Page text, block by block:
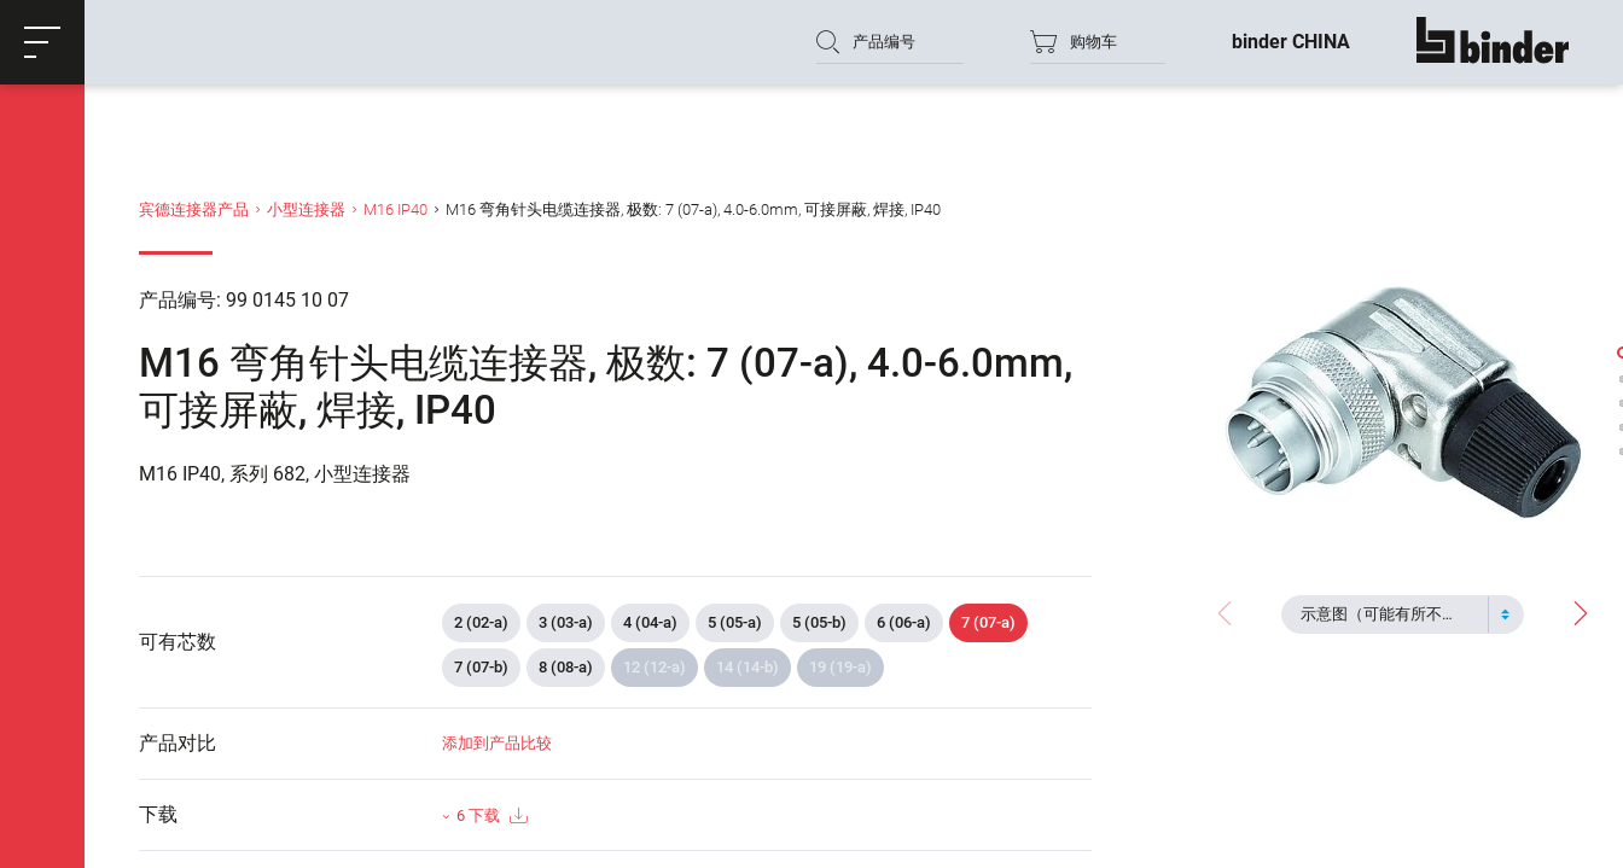
购物车
产品编号 购物车 binder CHINA 显示所有
宾德连接器产品 小型连接器 M16 IP40 M16 弯角针头电缆连接器, 极数: 7 (07-a), 4.0-6.0mm, 可接屏蔽, 焊接, IP40
产品编号: 99 0145 10 07
M16 弯角针头电缆连接器, 极数: 7 (07-a), 4.0-6.0mm,
可接屏蔽, 焊接, IP40
M16 IP40, 系列 682, 小型连接器
示意图（可能有所不同）
可有芯数
2 (02-a) 3 (03-a) 4 (04-a) 5 (05-a) 5 (05-b) 6 (06-a) 7 (07-a)
7 (07-b) 8 (08-a) 12 (12-a) 14 (14-b) 19 (19-a)
产品对比 添加到产品比较
下载 6 下载